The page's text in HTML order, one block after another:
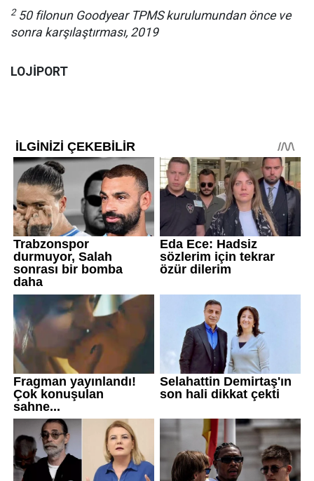
250 filonun Goodyear TPMS kurulumundan önce ve
sonra karşılaştırması, 2019
LOJİPORT